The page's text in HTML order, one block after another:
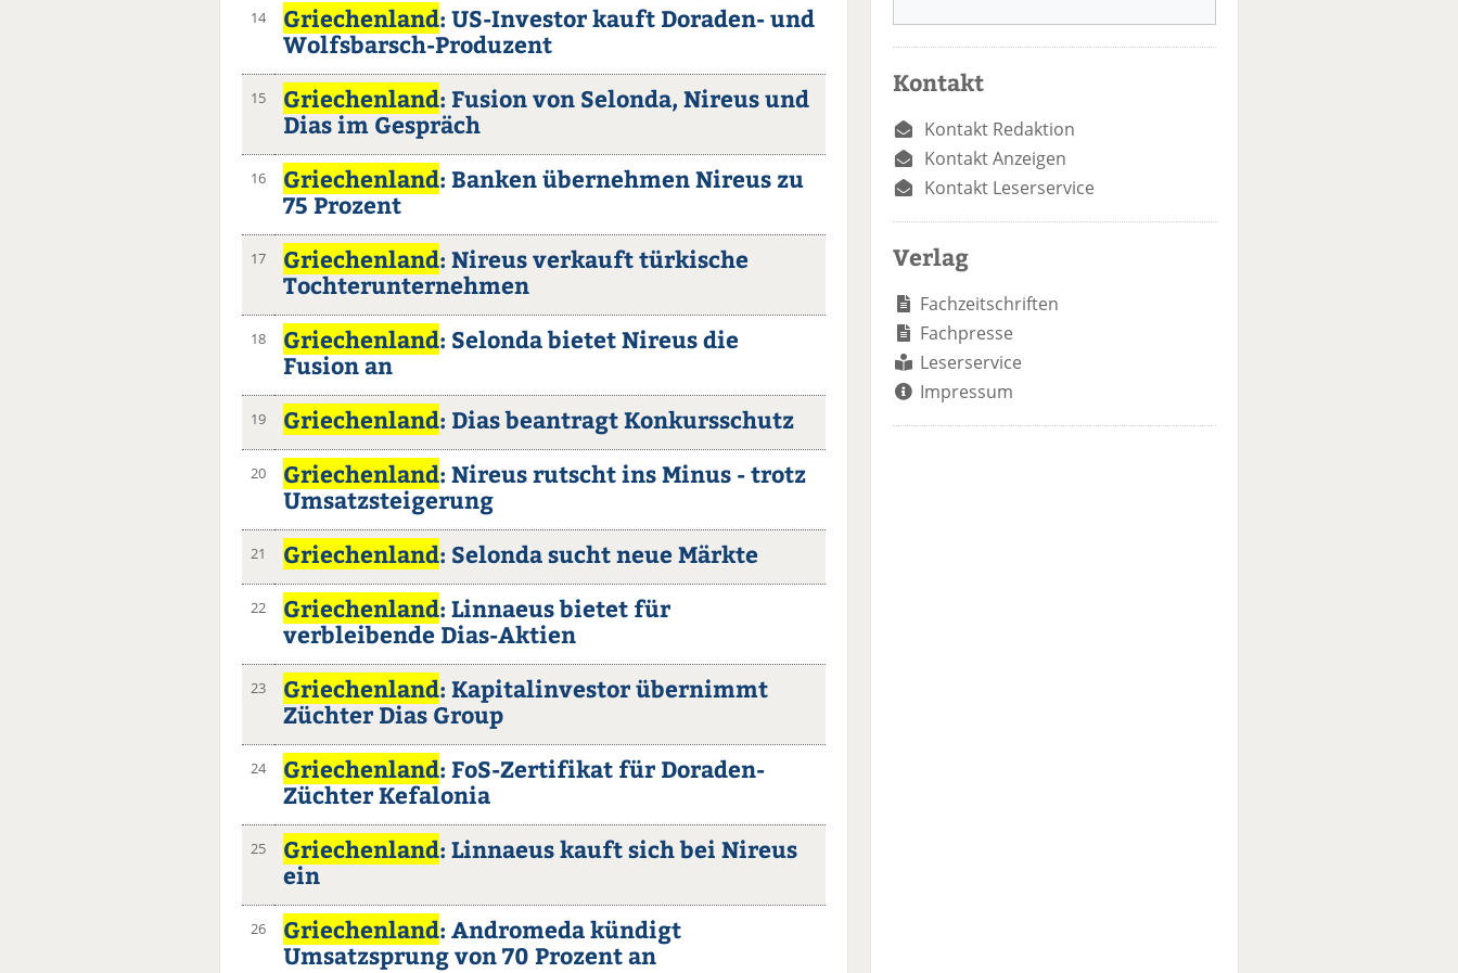
14 Griechenland: US-Investor kauft Doraden- und
Wolfsbarsch-Produzent
15 Griechenland: Fusion von Selonda, Nireus und
Dias im Gespräch
16 Griechenland: Banken übernehmen Nireus zu
75 Prozent
17 Griechenland: Nireus verkauft türkische
Tochterunternehmen
18 Griechenland: Selonda bietet Nireus die
Fusion an
19 Griechenland: Dias beantragt Konkursschutz
20 Griechenland: Nireus rutscht ins Minus - trotz
Umsatzsteigerung
21 Griechenland: Selonda sucht neue Märkte
22 Griechenland: Linnaeus bietet für
verbleibende Dias-Aktien
23 Griechenland: Kapitalinvestor übernimmt
Züchter Dias Group
24 Griechenland: FoS-Zertifikat für Doraden-
Züchter Kefalonia
25 Griechenland: Linnaeus kauft sich bei Nireus
ein
26 Griechenland: Andromeda kündigt
Umsatzsprung von 70 Prozent an
Kontakt
Kontakt Redaktion
Kontakt Anzeigen
Kontakt Leserservice
Verlag
Fachzeitschriften
Fachpresse
Leserservice
Impressum